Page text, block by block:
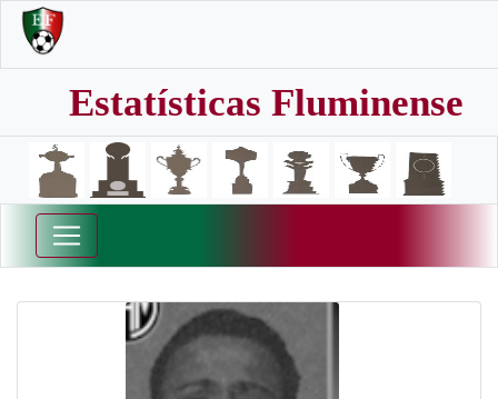
Estatísticas Fluminense